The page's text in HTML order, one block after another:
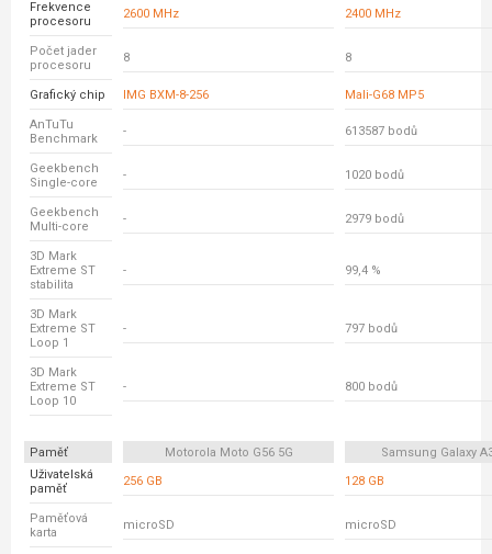
Frekvence
procesoru
2600 MHz 2400 MHz
Počet jader
procesoru
8 8
Grafický chip IMG BXM-8-256 Mali-G68 MP5
AnTuTu
Benchmark
- 613587 bodů
Geekbench
Single-core
- 1020 bodů
Geekbench
Multi-core
- 2979 bodů
3D Mark
Extreme ST
stabilita
- 99,4 %
3D Mark
Extreme ST
Loop 1
- 797 bodů
3D Mark
Extreme ST
Loop 10
- 800 bodů
Paměť Motorola Moto G56 5G
Samsung Galaxy
Uživatelská
paměť
256 GB 128 GB
Paměťová
karta
microSD microSD